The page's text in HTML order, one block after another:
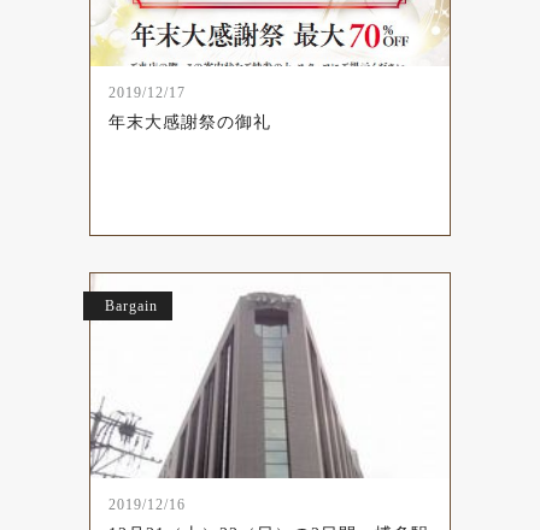
2019/12/17
年末大感謝祭の御礼
Bargain
2019/12/16